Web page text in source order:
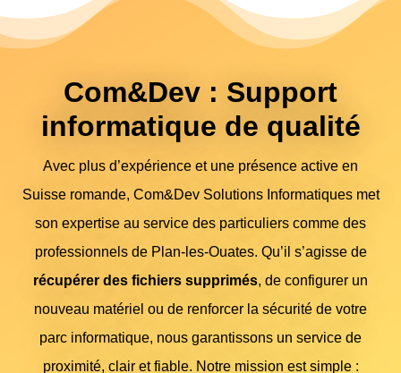
Com&Dev : Support
informatique de qualité
Avec plus d’expérience et une présence active en
Suisse romande, Com&Dev Solutions Informatiques met
son expertise au service des particuliers comme des
professionnels de Plan-les-Ouates. Qu’il s’agisse de
récupérer des fichiers supprimés, de configurer un
nouveau matériel ou de renforcer la sécurité de votre
parc informatique, nous garantissons un service de
proximité, clair et fiable. Notre mission est simple :